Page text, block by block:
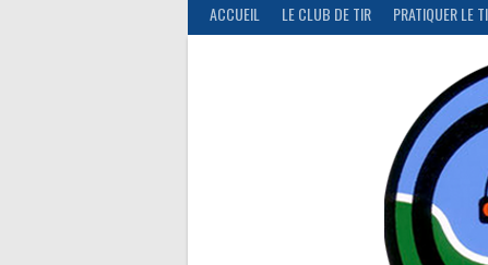
ACCUEIL LE CLUB DE TIR PRATIQUER LE